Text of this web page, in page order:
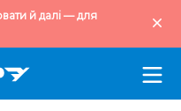
й далі — для